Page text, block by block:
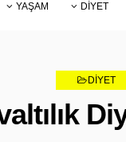
YAŞAM DIYET
DIYET